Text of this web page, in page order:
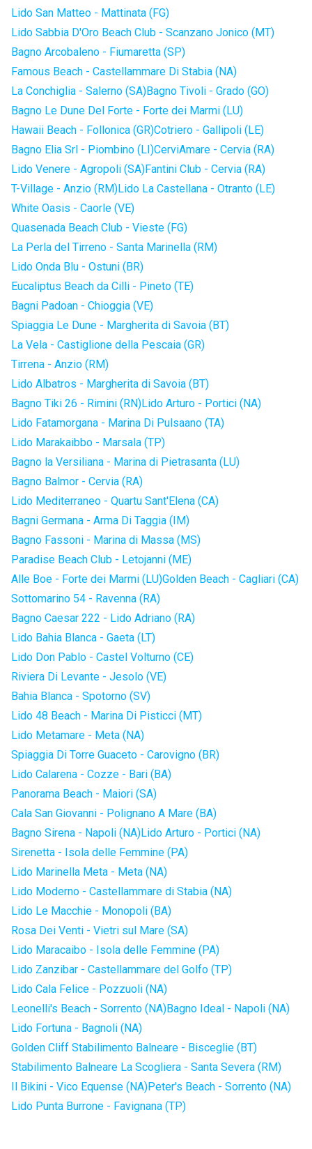
Lido San Matteo - Mattinata (FG)
Lido Sabbia D'Oro Beach Club - Scanzano Jonico (MT)
Bagno Arcobaleno - Fiumaretta (SP)
Famous Beach - Castellammare Di Stabia (NA)
La Conchiglia - Salerno (SA)Bagno Tivoli - Grado (GO)
Bagno Le Dune Del Forte - Forte dei Marmi (LU)
Hawaii Beach - Follonica (GR)Cotriero - Gallipoli (LE)
Bagno Elia Srl - Piombino (LI)CerviAmare - Cervia (RA)
Lido Venere - Agropoli (SA)Fantini Club - Cervia (RA)
T-Village - Anzio (RM)Lido La Castellana - Otranto (LE)
White Oasis - Caorle (VE)
Quasenada Beach Club - Vieste (FG)
La Perla del Tirreno - Santa Marinella (RM)
Lido Onda Blu - Ostuni (BR)
Eucaliptus Beach da Cilli - Pineto (TE)
Bagni Padoan - Chioggia (VE)
Spiaggia Le Dune - Margherita di Savoia (BT)
La Vela - Castiglione della Pescaia (GR)
Tirrena - Anzio (RM)
Lido Albatros - Margherita di Savoia (BT)
Bagno Tiki 26 - Rimini (RN)Lido Arturo - Portici (NA)
Lido Fatamorgana - Marina Di Pulsaano (TA)
Lido Marakaibbo - Marsala (TP)
Bagno la Versiliana - Marina di Pietrasanta (LU)
Bagno Balmor - Cervia (RA)
Lido Mediterraneo - Quartu Sant'Elena (CA)
Bagni Germana - Arma Di Taggia (IM)
Bagno Fassoni - Marina di Massa (MS)
Paradise Beach Club - Letojanni (ME)
Alle Boe - Forte dei Marmi (LU)Golden Beach - Cagliari (CA)
Sottomarino 54 - Ravenna (RA)
Bagno Caesar 222 - Lido Adriano (RA)
Lido Bahia Blanca - Gaeta (LT)
Lido Don Pablo - Castel Volturno (CE)
Riviera Di Levante - Jesolo (VE)
Bahia Blanca - Spotorno (SV)
Lido 48 Beach - Marina Di Pisticci (MT)
Lido Metamare - Meta (NA)
Spiaggia Di Torre Guaceto - Carovigno (BR)
Lido Calarena - Cozze - Bari (BA)
Panorama Beach - Maiori (SA)
Cala San Giovanni - Polignano A Mare (BA)
Bagno Sirena - Napoli (NA)Lido Arturo - Portici (NA)
Sirenetta - Isola delle Femmine (PA)
Lido Marinella Meta - Meta (NA)
Lido Moderno - Castellammare di Stabia (NA)
Lido Le Macchie - Monopoli (BA)
Rosa Dei Venti - Vietri sul Mare (SA)
Lido Maracaibo - Isola delle Femmine (PA)
Lido Zanzibar - Castellammare del Golfo (TP)
Lido Cala Felice - Pozzuoli (NA)
Leonelli's Beach - Sorrento (NA)Bagno Ideal - Napoli (NA)
Lido Fortuna - Bagnoli (NA)
Golden Cliff Stabilimento Balneare - Bisceglie (BT)
Stabilimento Balneare La Scogliera - Santa Severa (RM)
Il Bikini - Vico Equense (NA)Peter's Beach - Sorrento (NA)
Lido Punta Burrone - Favignana (TP)